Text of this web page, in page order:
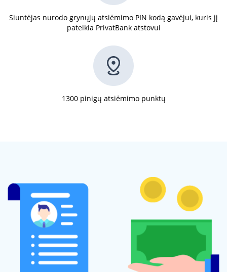
Siuntėjas nurodo grynųjų atsiėmimo PIN kodą gavėjui, kuris jį
pateikia PrivatBank atstovui
1300 pinigų atsiėmimo punktų